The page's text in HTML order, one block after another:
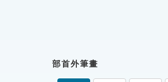
部首外筆畫